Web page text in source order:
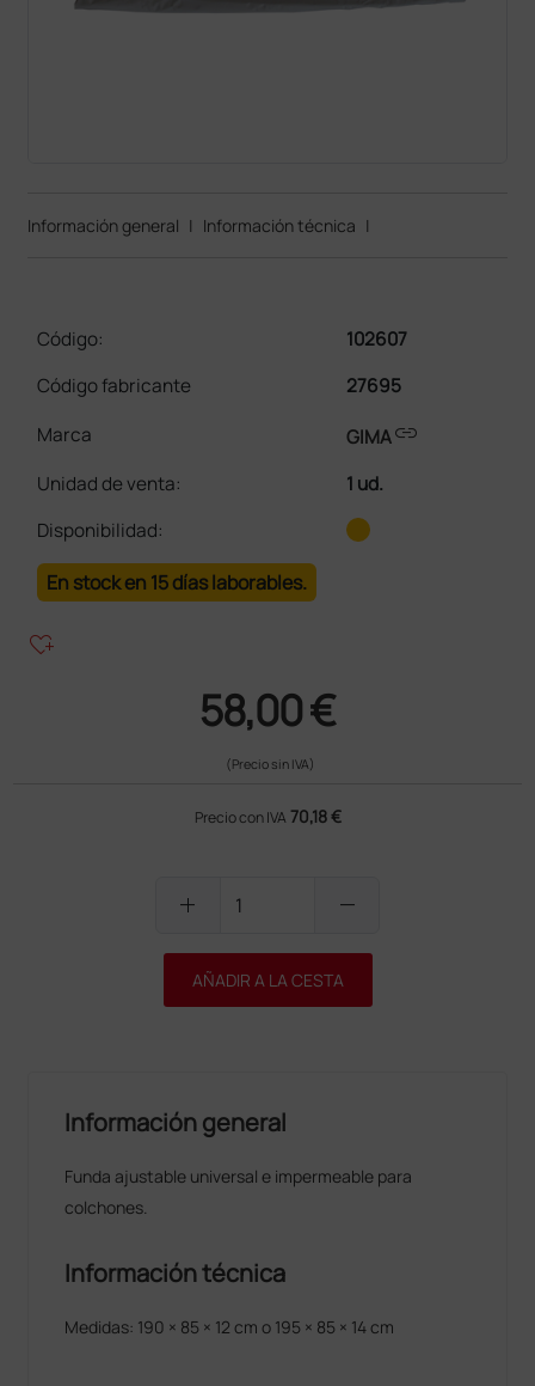
Información general | Información técnica |
Código:
102607
Código fabricante
27695
Marca
GIMAlink
Unidad de venta:
1 ud.
Disponibilidad:
En stock en 15 días laborables.
heart_plus
58,00 €
(Precio sin IVA)
Precio con IVA 70,18 €
add remove
AÑADIR A LA CESTA
Información general
Funda ajustable universal e impermeable para
colchones.
Información técnica
Medidas: 190 × 85 × 12 cm o 195 × 85 × 14 cm